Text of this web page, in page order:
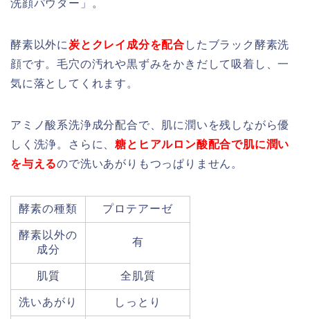
洗顔パウダー」。
酵素以外に炭とクレイ成分を配合 したブラック酵素洗
顔です。毛穴の汚れや黒ずみをかきだして吸着し、一
気に落としてくれます。
アミノ酸系洗浄成分配合で、肌に潤いを残しながら優
しく洗浄。さらに、糖とヒアルロン酸配合で肌に潤い
を与えるので洗いあがりもつっぱりません。
酵素の種類 プロテアーゼ
酵素以外の
成分
有
肌質 全肌質
洗いあがり しっとり